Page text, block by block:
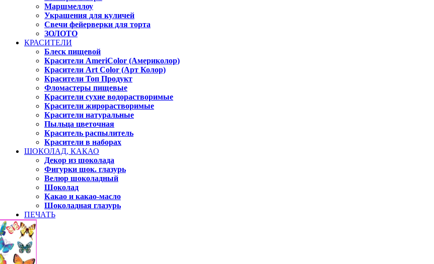
Маршмеллоу
Украшения для куличей
Свечи фейерверки для торта
ЗОЛОТО
КРАСИТЕЛИ
Блеск пищевой
Красители AmeriColor (Америколор)
Красители Art Color (Арт Колор)
Красители Топ Продукт
Фломастеры пищевые
Красители сухие водорастворимые
Красители жирорастворимые
Красители натуральные
Пыльца цветочная
Краситель распылитель
Красители в наборах
ШОКОЛАД, КАКАО
Декор из шоколада
Фигурки шок. глазурь
Велюр шоколадный
Шоколад
Какао и какао-масло
Шоколадная глазурь
ПЕЧАТЬ